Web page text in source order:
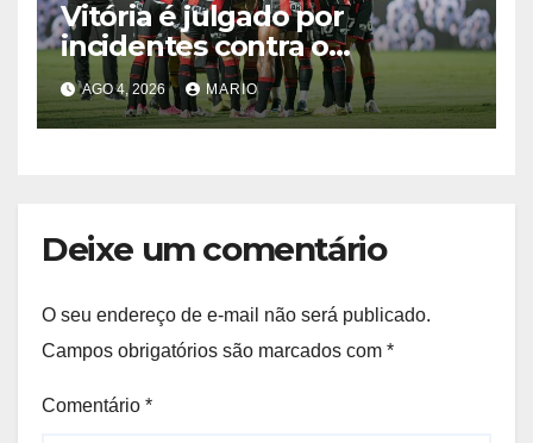
Vitória é julgado por
incidentes contra o
Palmeiras; veja as decisões
AGO 4, 2026 MARIO
Deixe um comentário
O seu endereço de e-mail não será publicado.
Campos obrigatórios são marcados com *
Comentário *